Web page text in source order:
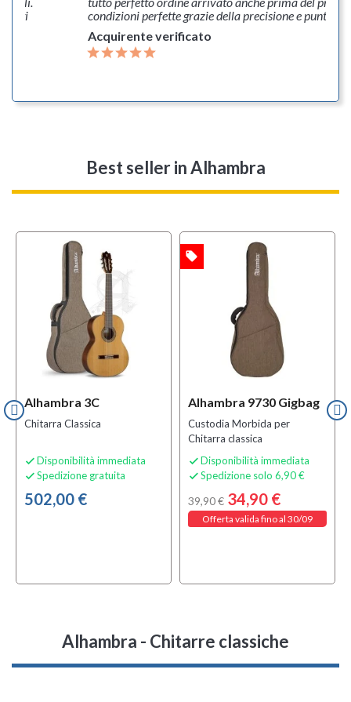
condizioni perfette grazie della precisione e
Acquirente verificato
Best sellerin Alhambra
Alhambra 3C
Chitarra Classica
 Disponibilità immediata
 Spedizione gratuita
502,00 €
Alhambra 9730 Gigbag
Custodia Morbida per
Chitarra classica
 Disponibilità immediata
 Spedizione solo 6,90 €
39,90 € 34,90 €
Offerta valida fino al 30/09
local_offer
Alhambra - Chitarre classiche